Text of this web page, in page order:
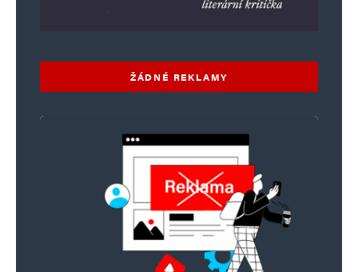
ŽÁDNÉ REKLAMY